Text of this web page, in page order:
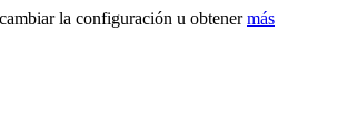
la configuración u obtenermás